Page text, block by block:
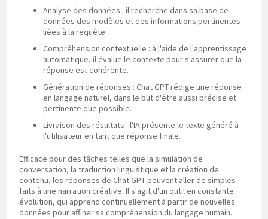
Analyse des données : il recherche dans sa base de
données des modèles et des informations pertinentes
liées à la requête.
Compréhension contextuelle : à l'aide de l'apprentissage
automatique, il évalue le contexte pour s'assurer que la
réponse est cohérente.
Génération de réponses : Chat GPT rédige une réponse
en langage naturel, dans le but d'être aussi précise et
pertinente que possible.
Livraison des résultats : l'IA présente le texte généré à
l'utilisateur en tant que réponse finale.
Efficace pour des tâches telles que la simulation de
conversation, la traduction linguistique et la création de
contenu, les réponses de Chat GPT peuvent aller de simples
faits à une narration créative. Il s'agit d'un outil en constante
évolution, qui apprend continuellement à partir de nouvelles
données pour affiner sa compréhension du langage humain.